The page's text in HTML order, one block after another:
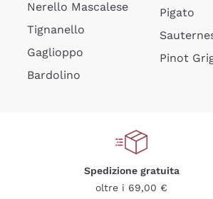
Nerello Mascalese
Tignanello
Gaglioppo
Bardolino
Pigato
Pinot
Spedizione gratuita
oltre i 69,00 €